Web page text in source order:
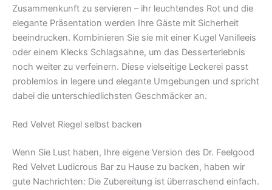
Zusammenkunft zu servieren – ihr leuchtendes Rot und die
elegante Präsentation werden Ihre Gäste mit Sicherheit
beeindrucken. Kombinieren Sie sie mit einer Kugel Vanilleeis
oder einem Klecks Schlagsahne, um das Desserterlebnis
noch weiter zu verfeinern. Diese vielseitige Leckerei passt
problemlos in legere und elegante Umgebungen und spricht
dabei die unterschiedlichsten Geschmäcker an.
Red Velvet Riegel selbst backen
Wenn Sie Lust haben, Ihre eigene Version des Dr. Feelgood
Red Velvet Ludicrous Bar zu Hause zu backen, haben wir
gute Nachrichten: Die Zubereitung ist überraschend einfach.